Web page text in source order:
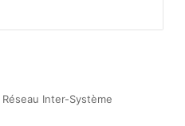
Réseau Inter-Système